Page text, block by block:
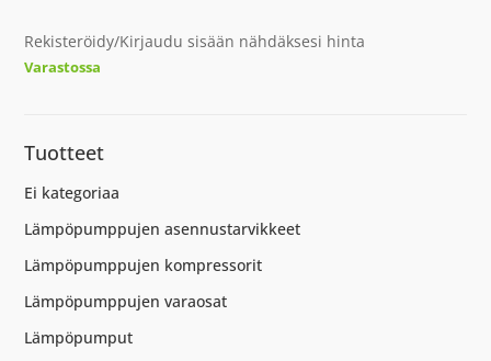
Rekisteröidy/Kirjaudu sisään nähdäksesi hinta
Varastossa
Tuotteet
Ei kategoriaa
Lämpöpumppujen asennustarvikkeet
Lämpöpumppujen kompressorit
Lämpöpumppujen varaosat
Lämpöpumput